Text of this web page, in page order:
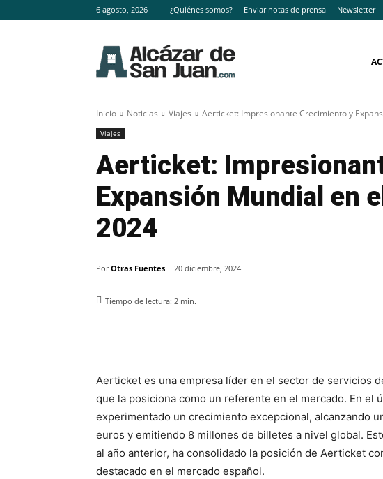
6 agosto, 2026 ¿Quiénes somos? Enviar notas de prensa Newsletter
Inicio Noticias Viajes Aerticket: Impresionante Crecimiento y
Viajes
Aerticket:
Expansión Mundial en
2024
Por Otras Fuentes 20 diciembre, 2024
Tiempo de lectura: 2 min.
Aerticket es una empresa líder en el sector de servicios
que la posiciona como un referente en el mercado. En el
experimentado un crecimiento excepcional, alcanzando
euros y emitiendo 8 millones de billetes a nivel global.
al año anterior, ha consolidado la posición de Aerticket
destacado en el mercado español.